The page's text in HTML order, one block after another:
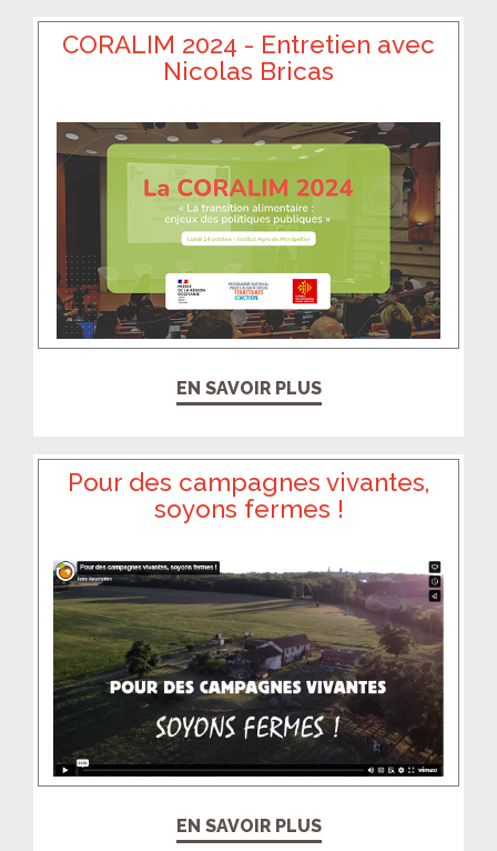
CORALIM 2024 - Entretien avec
Nicolas Bricas
EN SAVOIR PLUS
Pour des campagnes vivantes,
soyons fermes !
EN SAVOIR PLUS